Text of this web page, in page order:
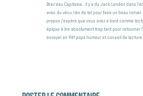
Brav’eau Capitaine.. il y a du Jack London dans
avec du vécu rien de tel pour faire un beau
propos j’espère que vous avez à bord comme
épique à lire absolument trop tard pour retourner
envoyer en Pdf pops humour et conseil de